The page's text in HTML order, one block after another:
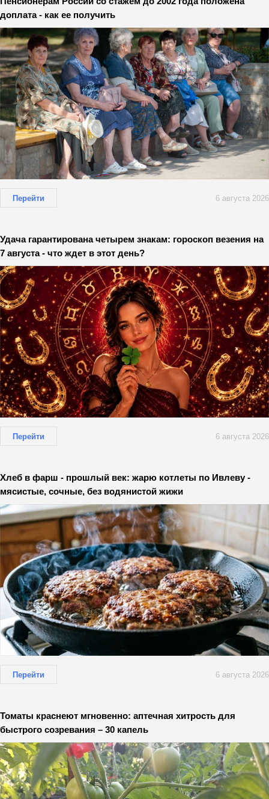
доплата - как ее получить
Перейти 6 августа 2026
Удача гарантирована четырем знакам: гороскоп везения на
7 августа - что ждет в этот день?
Перейти 6 августа 2026
Хлеб в фарш - прошлый век: жарю котлеты по Ивлеву -
мясистые, сочные, без водянистой жижи
Перейти 6 августа 2026
Томаты краснеют мгновенно: аптечная хитрость для
быстрого созревания – 30 капель